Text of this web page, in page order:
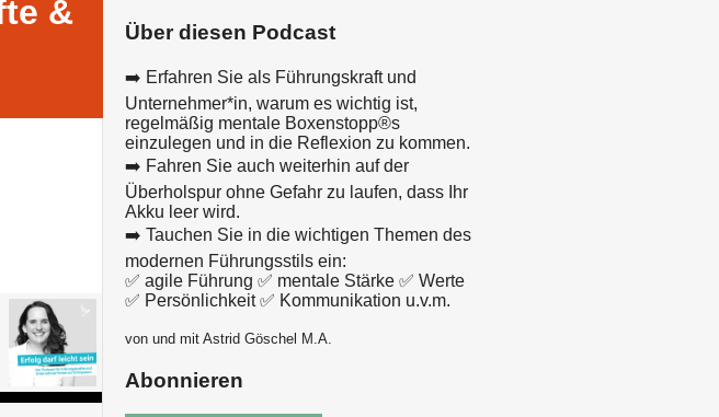
&
Über diesen Podcast
➡️ Erfahren Sie als Führungskraft und
Unternehmer*in, warum es wichtig ist,
regelmäßig mentale Boxenstopp®s
einzulegen und in die Reflexion zu kommen.
➡️ Fahren Sie auch weiterhin auf der
Überholspur ohne Gefahr zu laufen, dass Ihr
Akku leer wird.
➡️ Tauchen Sie in die wichtigen Themen des
modernen Führungsstils ein:
✅ agile Führung ✅ mentale Stärke ✅ Werte
✅ Persönlichkeit ✅ Kommunikation u.v.m.
von und mit Astrid Göschel M.A.
Abonnieren